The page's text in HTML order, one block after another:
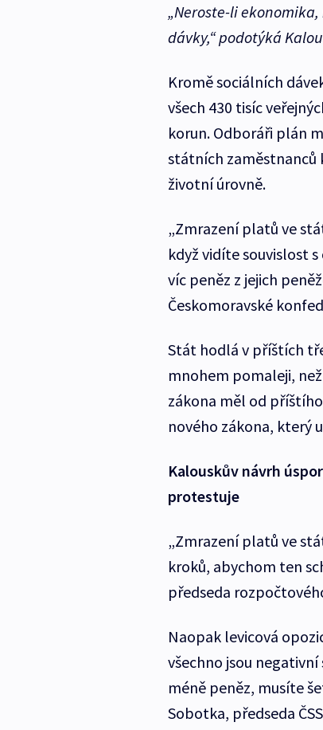
„Neroste-li
dávky,“podotýká
Kromě sociálních
všech 430 tisíc
korun. Odboráři plán
státních zaměstnanců
životní úrovně.
„Zmrazení platů ve
když vidíte souvislost
víc peněz z jejich
Českomoravské
Stát hodlá v příštích
mnohem pomaleji,
zákona měl od
nového zákona, který
Kalouskův návrh
protestuje
„Zmrazení platů ve
kroků, abychom ten
předseda
Naopak levicová
všechno jsou
méně peněz, musíte
Sobotka, předseda